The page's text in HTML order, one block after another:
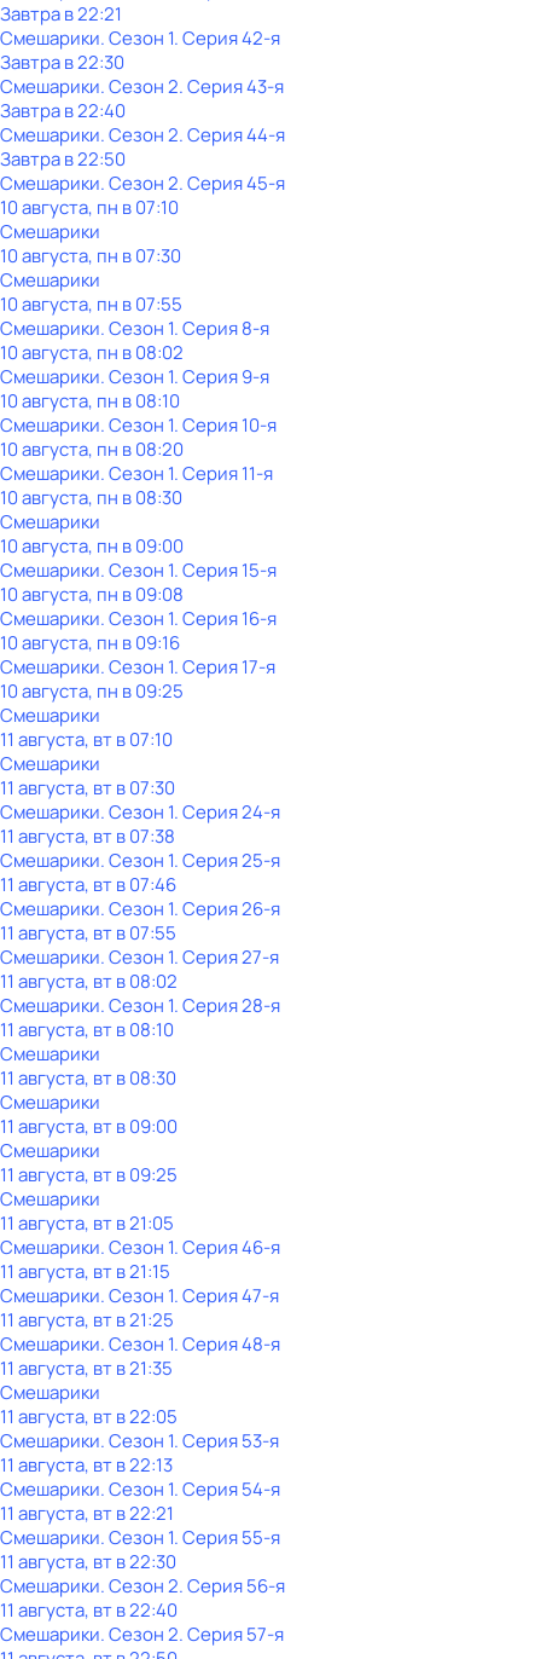
Завтра в 22:21
Смешарики. Сезон 1. Серия 42-я
Завтра в 22:30
Смешарики. Сезон 2. Серия 43-я
Завтра в 22:40
Смешарики. Сезон 2. Серия 44-я
Завтра в 22:50
Смешарики. Сезон 2. Серия 45-я
10 августа, пн в 07:10
Смешарики
10 августа, пн в 07:30
Смешарики
10 августа, пн в 07:55
Смешарики. Сезон 1. Серия 8-я
10 августа, пн в 08:02
Смешарики. Сезон 1. Серия 9-я
10 августа, пн в 08:10
Смешарики. Сезон 1. Серия 10-я
10 августа, пн в 08:20
Смешарики. Сезон 1. Серия 11-я
10 августа, пн в 08:30
Смешарики
10 августа, пн в 09:00
Смешарики. Сезон 1. Серия 15-я
10 августа, пн в 09:08
Смешарики. Сезон 1. Серия 16-я
10 августа, пн в 09:16
Смешарики. Сезон 1. Серия 17-я
10 августа, пн в 09:25
Смешарики
11 августа, вт в 07:10
Смешарики
11 августа, вт в 07:30
Смешарики. Сезон 1. Серия 24-я
11 августа, вт в 07:38
Смешарики. Сезон 1. Серия 25-я
11 августа, вт в 07:46
Смешарики. Сезон 1. Серия 26-я
11 августа, вт в 07:55
Смешарики. Сезон 1. Серия 27-я
11 августа, вт в 08:02
Смешарики. Сезон 1. Серия 28-я
11 августа, вт в 08:10
Смешарики
11 августа, вт в 08:30
Смешарики
11 августа, вт в 09:00
Смешарики
11 августа, вт в 09:25
Смешарики
11 августа, вт в 21:05
Смешарики. Сезон 1. Серия 46-я
11 августа, вт в 21:15
Смешарики. Сезон 1. Серия 47-я
11 августа, вт в 21:25
Смешарики. Сезон 1. Серия 48-я
11 августа, вт в 21:35
Смешарики
11 августа, вт в 22:05
Смешарики. Сезон 1. Серия 53-я
11 августа, вт в 22:13
Смешарики. Сезон 1. Серия 54-я
11 августа, вт в 22:21
Смешарики. Сезон 1. Серия 55-я
11 августа, вт в 22:30
Смешарики. Сезон 2. Серия 56-я
11 августа, вт в 22:40
Смешарики. Сезон 2. Серия 57-я